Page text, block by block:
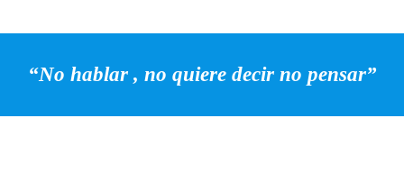
“No hablar , no quiere decir no pensar”